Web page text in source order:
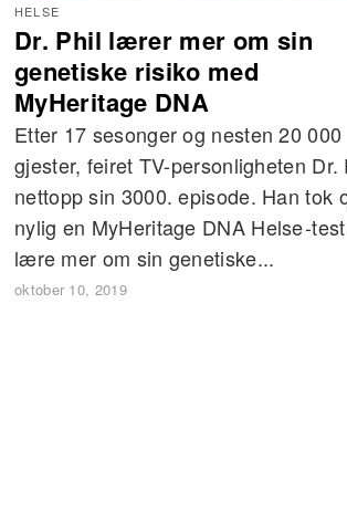
HELSE
Dr. Phil lærer mer om sin
genetiske risiko med
MyHeritage DNA
Etter 17 sesonger og nesten 20 000
gjester, feiret TV-personligheten Dr.
nettopp sin 3000. episode. Han tok
nylig en MyHeritage DNA Helse -
lære mer om sin genetiske...
oktober 10, 2019